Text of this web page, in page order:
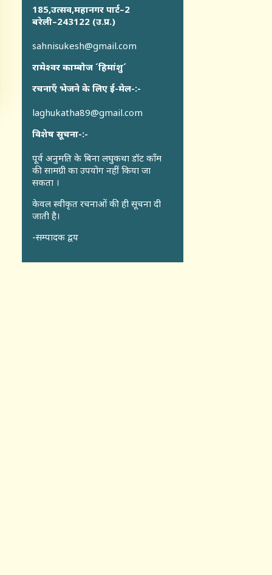
185,उत्सव,महानगर पार्ट–2
बरेली–243122 (उ.प्र.)
sahnisukesh@gmail.com
रामेश्वर काम्बोज ´हिमांशु´
रचनाएँ भेजने के लिए ई-मेल-:-
laghukatha89@gmail.com
विशेष सूचना-:-
पूर्व अनुमति के बिना लघुकथा डॉट कॉंम
की सामग्री का उपयोग नहीं किया जा
सकता ।
केवल स्वीकृत रचनाओं की ही सूचना दी
जाती है।
-सम्पादक द्वय